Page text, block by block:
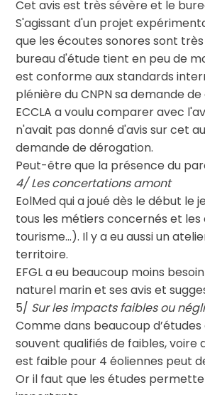
Cet avis est très sévère et le
S'agissant d'un projet
que les écoutes sonores sont
bureau d'étude tient en peu de
est conforme aux standards
plénière du CNPN sa demande
ECCLA a voulu comparer avec
n'avait pas donné d'avis sur cet
demande de dérogation.
Peut-être que la présence du
4/ Les concertations amont
EolMed qui a joué dès le début
tous les métiers concernés et
tourisme...). Il y a eu aussi un
territoire.
EFGL a eu beaucoup moins
naturel marin et ses avis et
5/ Sur les impacts faibles ou
Comme dans beaucoup
souvent qualifiés de faibles,
est faible pour 4 éoliennes peut
Or il faut que les études